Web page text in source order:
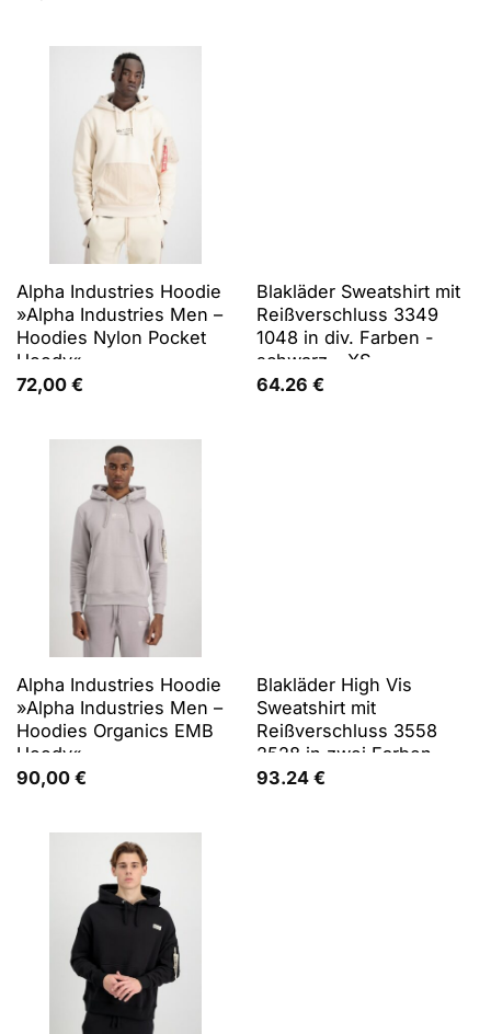
Alpha Industries Hoodie
»Alpha Industries Men –
Hoodies Nylon Pocket
Hoody«
72,00 €
Blakläder Sweatshirt mit
Reißverschluss 3349
1048 in div. Farben -
schwarz - XS
64.26 €
Alpha Industries Hoodie
»Alpha Industries Men –
Hoodies Organics EMB
Hoody«
90,00 €
Blakläder High Vis
Sweatshirt mit
Reißverschluss 3558
2528 in zwei Farben -
gelb/schwarz - XL
93.24 €